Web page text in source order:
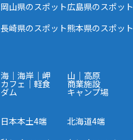
岡山県のスポット広島県のスポット
長崎県のスポット熊本県のスポット
海｜海岸｜岬 山｜高原
カフェ｜軽食 商業施設
ダム キャンプ場
日本本土4端 北海道4端